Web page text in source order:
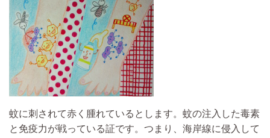
蚊に刺されて赤く腫れているとします。蚊の注入した毒素
と免疫力が戦っている証です。つまり、海岸線に侵入して